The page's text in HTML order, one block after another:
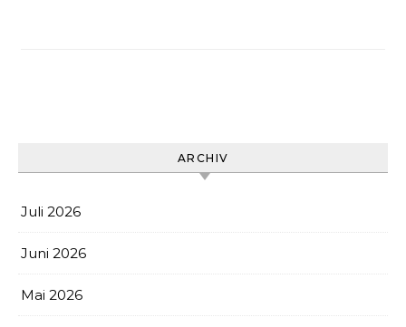
ARCHIV
Juli 2026
Juni 2026
Mai 2026